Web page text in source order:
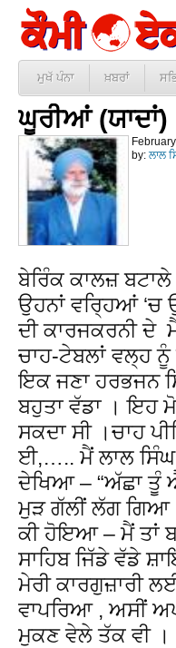
ਮੁਖੱ ਪੰਨਾ ਖ਼ਬਰਾਂ
ਘੂਰੀਆਂ (ਯਾਦਾਂ)
by: ਲਾਲ
ਬੇਰਿੰਕ ਕਾਲਜ਼
ਉਹਨਾਂ ਵਰ੍ਹਿਆਂ ‘ਚ
ਦੀ ਕਾਰਜਕਰਨੀ ਦੇ
ਚਾਹ-ਟੇਬਲਾਂ ਵਲ੍ਹ
ਇਕ ਜਣਾ ਹਰਭਜਨ
ਬਹੁਤਾ ਵੱਡਾ । ਇਹ
ਸਕਦਾ ਸੀ ।ਚਾਹ
ਈ,….. ਮੈਂ ਲਾਲ
ਦੇਖਿਆ – “ਅੱਛਾ ਤੂੰ
ਮੁੜ ਗੱਲੀਂ ਲੱਗ ਗਿਆ
ਕੀ ਹੋਇਆ – ਮੈਂ ਤਾਂ
ਸਾਹਿਬ ਜਿੱਡੇ ਵੱਡੇ
ਮੇਰੀ ਕਾਰਗੁਜ਼ਾਰੀ
ਵਾਪਰਿਆ , ਅਸੀਂ
ਮੁਕਣ ਵੇਲੇ ਤੱਕ ਵੀ ।